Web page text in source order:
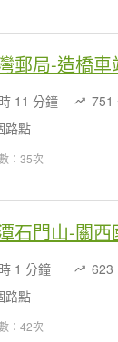
郵局-造橋車
11 分鐘 751
路點
：35次
石門山-關西
1 分鐘 623
路點
：42次